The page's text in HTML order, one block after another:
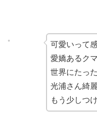
可愛いって
愛嬌あるク
世界にたっ
光浦さん綺
もう少しつ